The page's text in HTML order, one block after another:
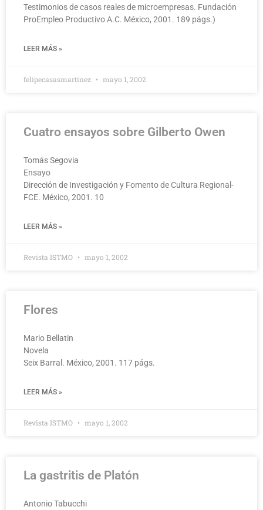
Testimonios de casos reales de microempresas. Fundación
ProEmpleo Productivo A.C. México, 2001. 189 págs.)
LEER MÁS »
felipecasasmartinez mayo 1, 2002
Cuatro ensayos sobre Gilberto Owen
Tomás Segovia
Ensayo
Dirección de Investigación y Fomento de Cultura Regional-
FCE. México, 2001. 10
LEER MÁS »
Revista ISTMO mayo 1, 2002
Flores
Mario Bellatin
Novela
Seix Barral. México, 2001. 117 págs.
LEER MÁS »
Revista ISTMO mayo 1, 2002
La gastritis de Platón
Antonio Tabucchi